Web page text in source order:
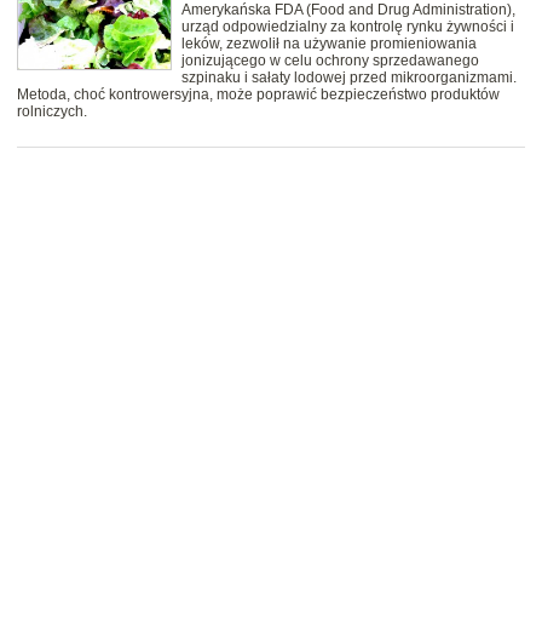
Amerykańska FDA (Food and Drug Administration),
urząd odpowiedzialny za kontrolę rynku żywności i
leków, zezwolił na używanie promieniowania
jonizującego w celu ochrony sprzedawanego
szpinaku i sałaty lodowej przed mikroorganizmami.
Metoda, choć kontrowersyjna, może poprawić bezpieczeństwo produktów
rolniczych.